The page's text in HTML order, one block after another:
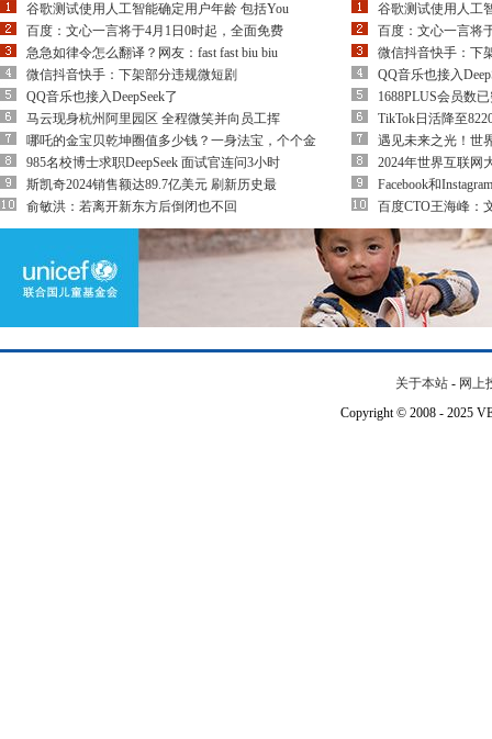
谷歌测试使用人工智能确定用户年龄 包括You
百度：文心一言将于4月1日0时起，全面免费
急急如律令怎么翻译？网友：fast fast biu biu
微信抖音快手：下架部分违规微短剧
QQ音乐也接入DeepSeek了
马云现身杭州阿里园区 全程微笑并向员工挥
哪吒的金宝贝乾坤圈值多少钱？一身法宝，个个金
985名校博士求职DeepSeek 面试官连问3小时
斯凯奇2024销售额达89.7亿美元 刷新历史最
俞敏洪：若离开新东方后倒闭也不回
谷歌测试使用人工
百度：文心一言将
微信抖音快手：下
QQ音乐也接入
1688PLUS会员数
TikTok日活降至
遇见未来之光！世
2024年世界互联网
Facebook和
百度CTO王海峰：
关于本站 - 网上
Copyright © 2008 - 2025